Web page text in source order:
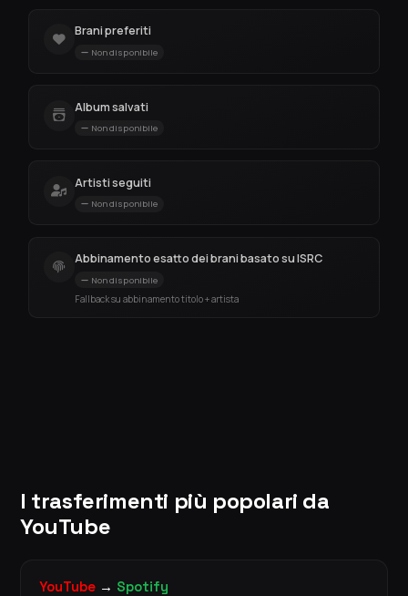
Brani preferiti
Non disponibile
Album salvati
Non disponibile
Artisti seguiti
Non disponibile
Abbinamento esatto dei brani basato su ISRC
Non disponibile
Fallback su abbinamento titolo + artista
I trasferimenti più popolari da
YouTube
YouTube → Spotify